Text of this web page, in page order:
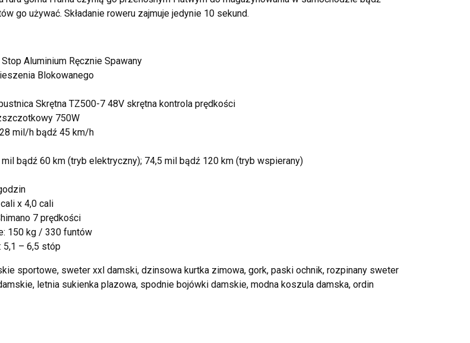
go używać. Składanie roweru zajmuje jedynie 10 sekund.
Aluminium Ręcznie Spawany
Blokowanego
Skrętna TZ500-7 48V skrętna kontrola prędkości
750W
mil/h bądź 45 km/h
bądź 60 km (tryb elektryczny); 74,5 mil bądź 120 km (tryb wspierany)
x 4,0 cali
7 prędkości
150 kg / 330 funtów
5,1 – 6,5 stóp
sportowe, sweter xxl damski, dzinsowa kurtka zimowa, gork, paski ochnik, rozpinany sweter
letnia sukienka plazowa, spodnie bojówki damskie, modna koszula damska, ordin